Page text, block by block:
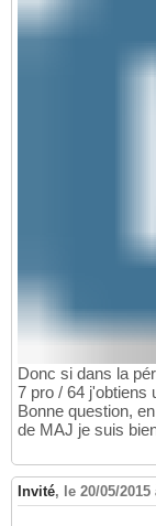
Donc si dans la
7 pro / 64 j'obtiens
Bonne question,
de MAJ je suis
Invité, le 20/05/2015